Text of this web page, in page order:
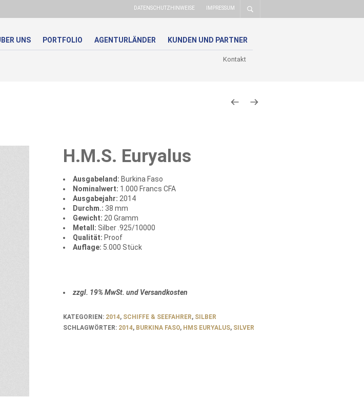
DATENSCHUTZHINWEISE IMPRESSUM
UNS PORTFOLIO AGENTURLÄNDER KUNDEN UND PARTNER
Kontakt
H.M.S. Euryalus
Ausgabeland: Burkina Faso
Nominalwert: 1.000 Francs CFA
Ausgabejahr: 2014
Durchm.: 38 mm
Gewicht: 20 Gramm
Metall: Silber .925/10000
Qualität: Proof
Auflage: 5.000 Stück
zzgl. 19% MwSt. und Versandkosten
KATEGORIEN: 2014, SCHIFFE & SEEFAHRER, SILBER
SCHLAGWÖRTER: 2014, BURKINA FASO, HMS EURYALUS, SILVER